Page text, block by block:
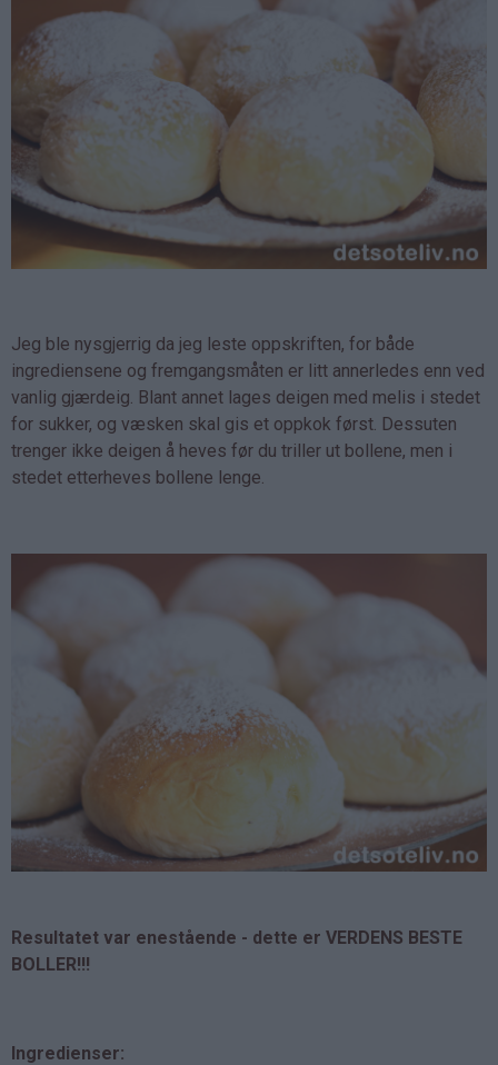
Jeg ble nysgjerrig da jeg leste oppskriften, for både
ingrediensene og fremgangsmåten er litt annerledes enn ved
vanlig gjærdeig. Blant annet lages deigen med melis i stedet
for sukker, og væsken skal gis et oppkok først. Dessuten
trenger ikke deigen å heves før du triller ut bollene, men i
stedet etterheves bollene lenge.
Resultatet var enestående - dette er VERDENS BESTE
BOLLER!!!
Ingredienser: